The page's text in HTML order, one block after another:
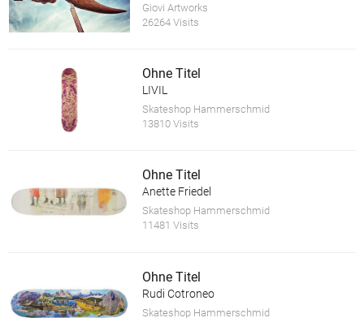
Giovi Artworks
26264 Visits
Ohne Titel
LIVIL
Skateshop Hammerschmid
13810 Visits
Ohne Titel
Anette Friedel
Skateshop Hammerschmid
11481 Visits
Ohne Titel
Rudi Cotroneo
Skateshop Hammerschmid